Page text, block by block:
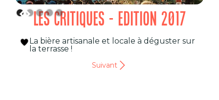
LES CRITIQUES - EDITION 2017
La bière artisanale et locale à déguster sur
la terrasse !
Suivant